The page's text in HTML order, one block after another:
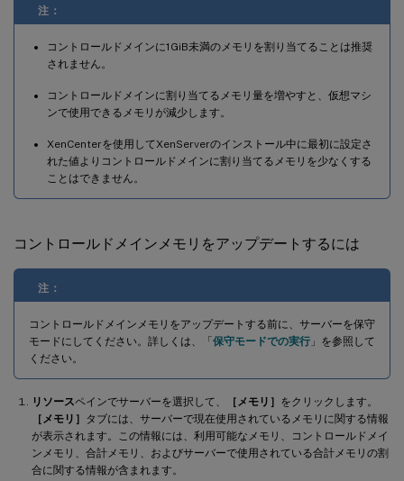
注：
コントロールドメインに1GiB未満のメモリを割り当てることは推奨
されません。
コントロールドメインに割り当てるメモリ量を増やすと、仮想マシ
ンで使用できるメモリが減少します。
XenCenterを使用してXenServerのインストール中に最初に設定さ
れた値よりコントロールドメインに割り当てるメモリを少なくする
ことはできません。
コントロールドメインメモリをアップデートするには
注：
コントロールドメインメモリをアップデートする前に、サーバーを保守
モードにしてください。詳しくは、「保守モードでの実行 」を参照して
ください。
リソースペインでサーバーを選択して、 ［メモリ］ をクリックします。
［メモリ］ タブには、サーバーで現在使用されているメモリに関する情報
が表示されます。この情報には、利用可能なメモリ、コントロールドメイ
ンメモリ、合計メモリ、およびサーバーで使用されている合計メモリの割
合に関する情報が含まれます。